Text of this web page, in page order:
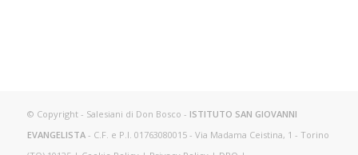
© Copyright - Salesiani di Don Bosco - ISTITUTO SAN GIOVANNI
EVANGELISTA- C.F. e P.I. 01763080015 - Via Madama Ceistina, 1 - Torino